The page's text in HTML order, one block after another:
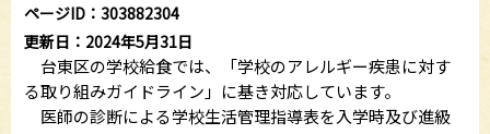
か
ページID：303882304
更新日：2024年5月31日
台東区の学校給食では、「学校のアレルギー疾患に対す
る取り組みガイドライン」に基き対応しています。
医師の診断による学校生活管理指導表を入学時及び進級